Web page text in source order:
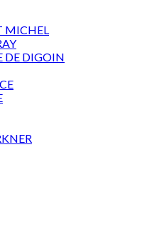
MICHEL
DE DIGOIN